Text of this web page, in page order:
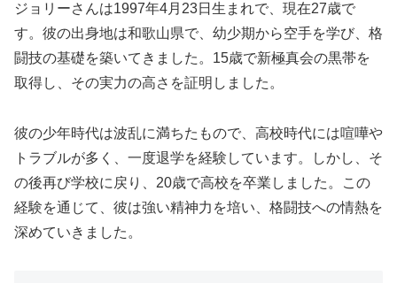
ジョリーさんは1997年4月23日生まれで、現在27歳で
す。彼の出身地は和歌山県で、幼少期から空手を学び、格
闘技の基礎を築いてきました。15歳で新極真会の黒帯を
取得し、その実力の高さを証明しました。
彼の少年時代は波乱に満ちたもので、高校時代には喧嘩や
トラブルが多く、一度退学を経験しています。しかし、そ
の後再び学校に戻り、20歳で高校を卒業しました。この
経験を通じて、彼は強い精神力を培い、格闘技への情熱を
深めていきました。